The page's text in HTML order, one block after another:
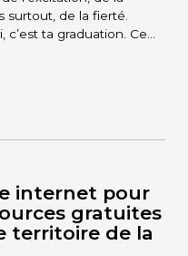
surtout, de la fierté.
ta graduation. Ce…
internet pour
gratuites
territoire de la